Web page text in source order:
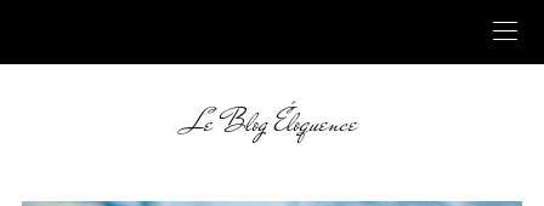
Le Blog Éloquence